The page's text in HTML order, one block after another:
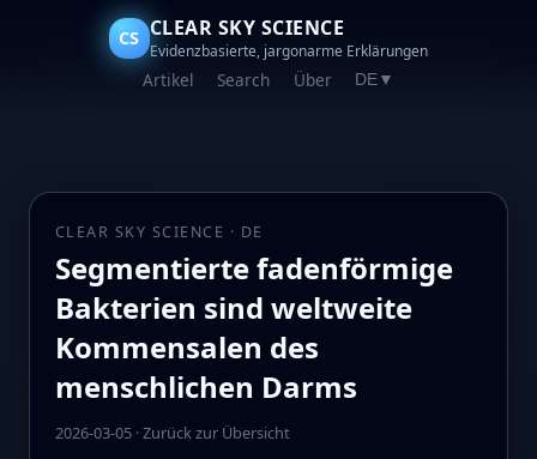
CS CLEAR SKY SCIENCE
Evidenzbasierte, jargonarme Erklärungen
Artikel Search Über DE▼
CLEAR SKY SCIENCE · DE
Segmentierte fadenförmige
Bakterien sind weltweite
Kommensalen des
menschlichen Darms
2026-03-05·Zurück zur Übersicht